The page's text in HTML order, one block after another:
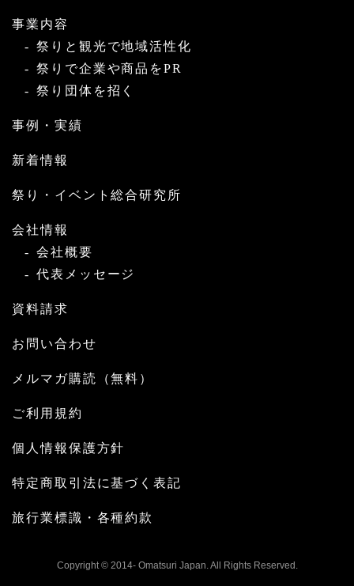
事業内容
祭りと観光で地域活性化
祭りで企業や商品をPR
祭り団体を招く
事例・実績
新着情報
祭り・イベント総合研究所
会社情報
会社概要
代表メッセージ
資料請求
お問い合わせ
メルマガ購読（無料）
ご利用規約
個人情報保護方針
特定商取引法に基づく表記
旅行業標識・各種約款
Copyright © 2014- Omatsuri Japan. All Rights Reserved.